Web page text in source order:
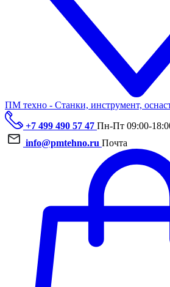
ПМ техно - Станки, инструмент,
+7 499 490 57 47 Пн-Пт 09:00-
info@pmtehno.ru Почта